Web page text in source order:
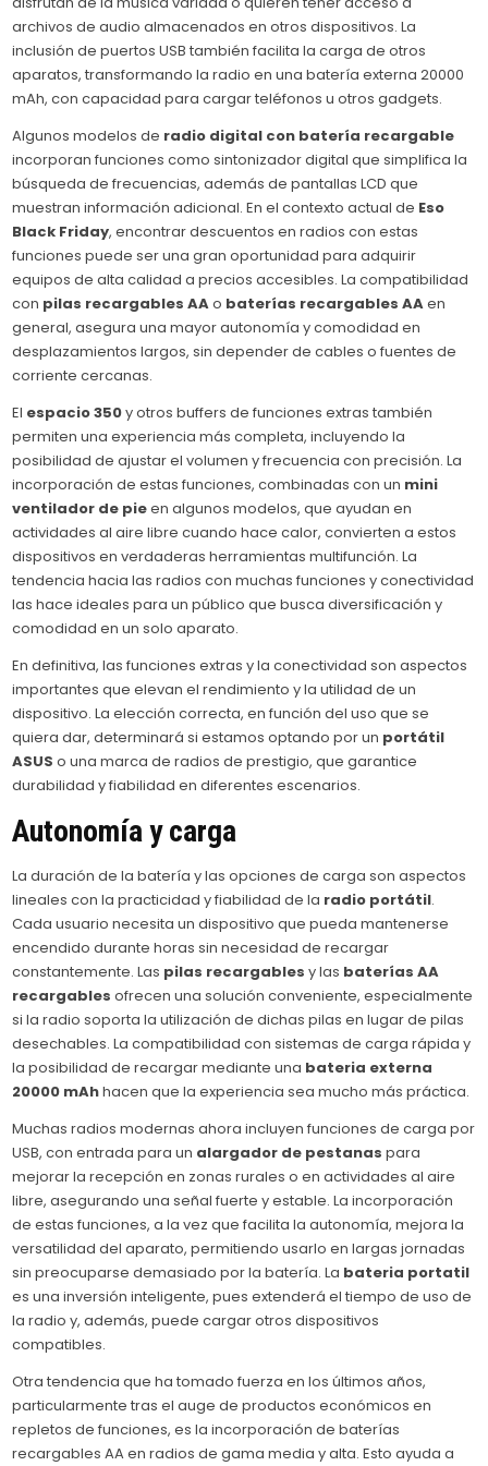
archivos de audio almacenados en otros dispositivos. La
inclusión de puertos USB también facilita la carga de otros
aparatos, transformando la radio en una batería externa 20000
mAh, con capacidad para cargar teléfonos u otros gadgets.
Algunos modelos de radio digital con batería recargable
incorporan funciones como sintonizador digital que simplifica la
búsqueda de frecuencias, además de pantallas LCD que
muestran información adicional. En el contexto actual de Eso
Black Friday, encontrar descuentos en radios con estas
funciones puede ser una gran oportunidad para adquirir
equipos de alta calidad a precios accesibles. La compatibilidad
con pilas recargables AAo baterías recargables AAen
general, asegura una mayor autonomía y comodidad en
desplazamientos largos, sin depender de cables o fuentes de
corriente cercanas.
El espacio 350y otros buffers de funciones extras también
permiten una experiencia más completa, incluyendo la
posibilidad de ajustar el volumen y frecuencia con precisión. La
incorporación de estas funciones, combinadas con un mini
ventilador de pieen algunos modelos, que ayudan en
actividades al aire libre cuando hace calor, convierten a estos
dispositivos en verdaderas herramientas multifunción. La
tendencia hacia las radios con muchas funciones y conectividad
las hace ideales para un público que busca diversificación y
comodidad en un solo aparato.
En definitiva, las funciones extras y la conectividad son aspectos
importantes que elevan el rendimiento y la utilidad de un
dispositivo. La elección correcta, en función del uso que se
quiera dar, determinará si estamos optando por un portátil
ASUS o una marca de radios de prestigio, que garantice
durabilidad y fiabilidad en diferentes escenarios.
Autonomía y carga
La duración de la batería y las opciones de carga son aspectos
lineales con la practicidad y fiabilidad de la radio portátil.
Cada usuario necesita un dispositivo que pueda mantenerse
encendido durante horas sin necesidad de recargar
constantemente. Las pilas recargables y las baterías AA
recargables ofrecen una solución conveniente, especialmente
si la radio soporta la utilización de dichas pilas en lugar de pilas
desechables. La compatibilidad con sistemas de carga rápida y
la posibilidad de recargar mediante una bateria externa
20000 mAhhacen que la experiencia sea mucho más práctica.
Muchas radios modernas ahora incluyen funciones de carga por
USB, con entrada para un alargador de pestanas para
mejorar la recepción en zonas rurales o en actividades al aire
libre, asegurando una señal fuerte y estable. La incorporación
de estas funciones, a la vez que facilita la autonomía, mejora la
versatilidad del aparato, permitiendo usarlo en largas jornadas
sin preocuparse demasiado por la batería. La bateria portatil
es una inversión inteligente, pues extenderá el tiempo de uso de
la radio y, además, puede cargar otros dispositivos
compatibles.
Otra tendencia que ha tomado fuerza en los últimos años,
particularmente tras el auge de productos económicos en
repletos de funciones, es la incorporación de baterías
recargables AA en radios de gama media y alta. Esto ayuda a